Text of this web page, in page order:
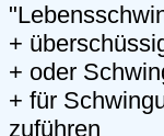
+
+ oder
+ für
zuführen